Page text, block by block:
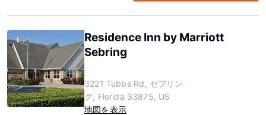
Residence Inn by Marriott
Sebring
3221 Tubbs Rd, セブリン
グ, Florida 33875, US
地図を表示